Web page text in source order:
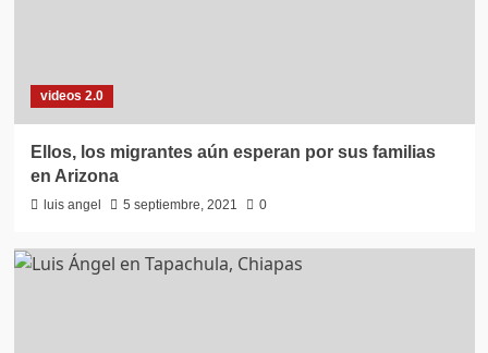
videos 2.0
Ellos, los migrantes aún esperan por sus familias
en Arizona
luis angel 5 septiembre, 2021 0